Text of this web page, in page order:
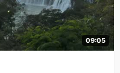
09:05